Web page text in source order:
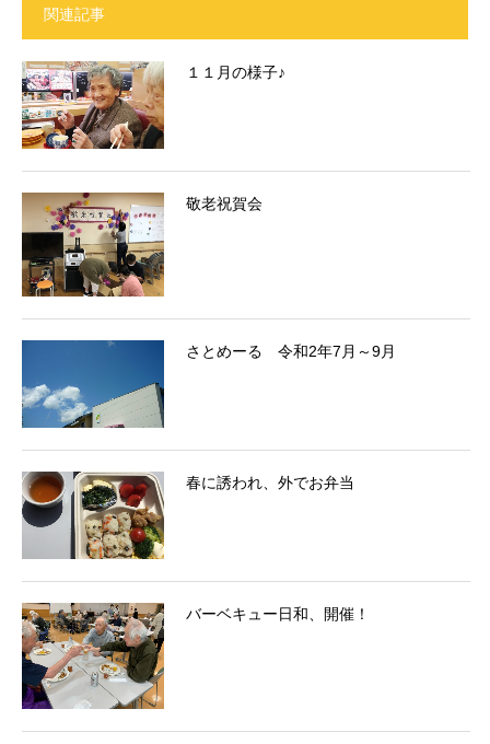
関連記事
１１月の様子♪
敬老祝賀会
さとめーる 令和2年7月～9月
春に誘われ、外でお弁当
バーベキュー日和、開催！